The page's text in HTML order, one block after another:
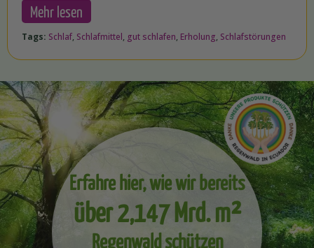
Mehr lesen
Tags: Schlaf, Schlafmittel, gut schlafen, Erholung, Schlafstörungen
Erfahre hier, wie wir bereits
über 2,147 Mrd. m²
Regenwald schützen